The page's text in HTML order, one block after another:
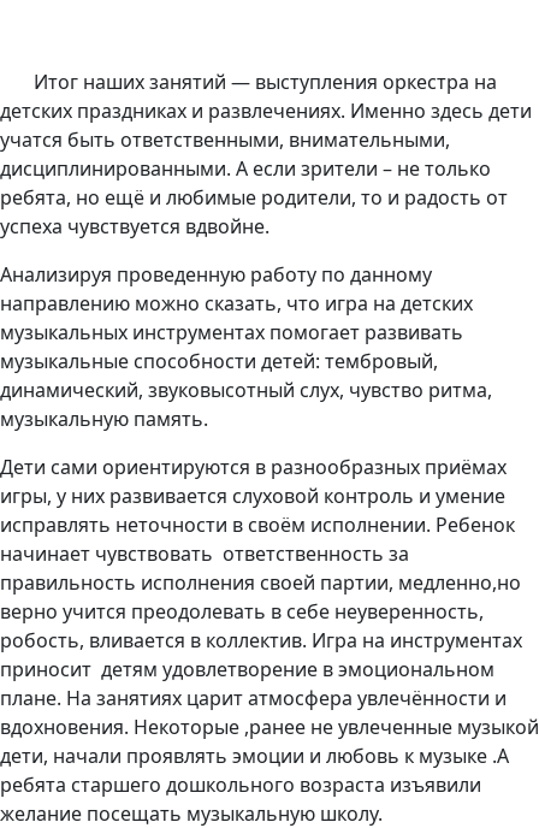
Итог наших занятий — выступления оркестра на
детских праздниках и развлечениях. Именно здесь дети
учатся быть ответственными, внимательными,
дисциплинированными. А если зрители – не только
ребята, но ещё и любимые родители, то и радость от
успеха чувствуется вдвойне.
Анализируя проведенную работу по данному
направлению можно сказать, что игра на детских
музыкальных инструментах помогает развивать
музыкальные способности детей: тембровый,
динамический, звуковысотный слух, чувство ритма,
музыкальную память.
Дети сами ориентируются в разнообразных приёмах
игры, у них развивается слуховой контроль и умение
исправлять неточности в своём исполнении. Ребенок
начинает чувствовать ответственность за
правильность исполнения своей партии, медленно,но
верно учится преодолевать в себе неуверенность,
робость, вливается в коллектив. Игра на инструментах
приносит детям удовлетворение в эмоциональном
плане. На занятиях царит атмосфера увлечённости и
вдохновения. Некоторые ,ранее не увлеченные музыкой
дети, начали проявлять эмоции и любовь к музыке .А
ребята старшего дошкольного возраста изъявили
желание посещать музыкальную школу.